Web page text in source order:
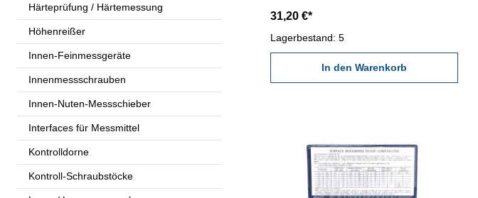
Härteprüfung / Härtemessung
Höhenreißer
Innen-Feinmessgeräte
Innenmessschrauben
Innen-Nuten-Messschieber
Interfaces für Messmittel
Kontrolldorne
Kontroll-Schraubstöcke
0,4 / 0,2 / 0,1 / 0,05 - Vergleichbereiche
in µ AA: 63 / 32 / 18 / 8 / 4 / 2
31,20 €*
Lagerbestand: 5
In den Warenkorb